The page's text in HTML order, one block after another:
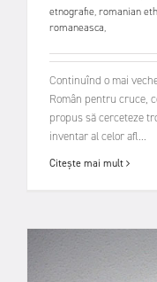
etnografie,romanian
romaneasca,
Continuînd o mai
Român pentru cruce,
propus să cerceteze
inventar al celor afl...
Citește mai mult